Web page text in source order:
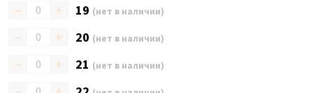
– + 19 (нет в наличии)
– + 20 (нет в наличии)
– + 21 (нет в наличии)